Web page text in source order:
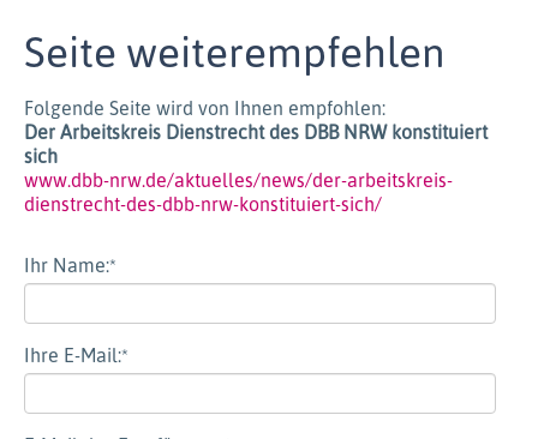
Seite weiterempfehlen
Folgende Seite wird von Ihnen empfohlen:
Der Arbeitskreis Dienstrecht des DBB NRW konstituiert
sich
www.dbb-nrw.de/aktuelles/news/der-arbeitskreis-
dienstrecht-des-dbb-nrw-konstituiert-sich/
Ihr Name:*
Ihre E-Mail:*